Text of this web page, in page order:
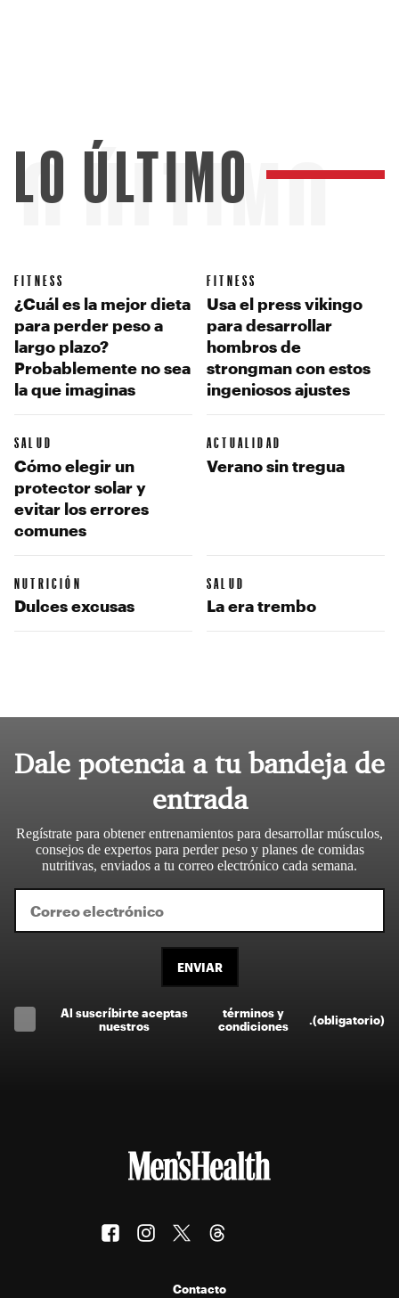
ÚLTIMO
LO ÚLTIMO
FITNESS
¿Cuál es la mejor dieta
para perder peso a
largo plazo?
Probablemente no sea
la que imaginas
FITNESS
Usa el press vikingo
para desarrollar
hombros de
strongman con estos
ingeniosos ajustes
SALUD
Cómo elegir un
protector solar y
evitar los errores
comunes
ACTUALIDAD
Verano sin tregua
NUTRICIÓN
Dulces excusas
SALUD
La era trembo
Dale potencia a tu bandeja de
entrada
Regístrate para obtener entrenamientos para desarrollar músculos,
consejos de expertos para perder peso y planes de comidas
nutritivas, enviados a tu correo electrónico cada semana.
ENVIAR
Al suscríbirte aceptas
nuestros
términos y
condiciones
(obligatorio)
Contacto